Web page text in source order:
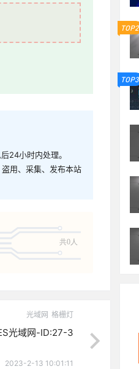
24小时内处理。
用、采集、发布本站
共0人
光域网 格栅灯
光域网-ID:27-3
2023-2-13 10:01:11
TOP2
TOP3